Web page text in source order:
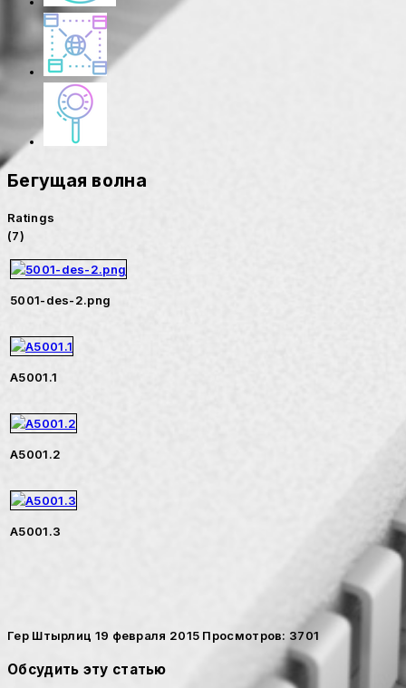
Бегущая волна
Ratings
(7)
5001-des-2.png
A5001.1
A5001.2
A5001.3
Гер Штырлиц 19 февраля 2015 Просмотров: 3701
Обсудить эту статью